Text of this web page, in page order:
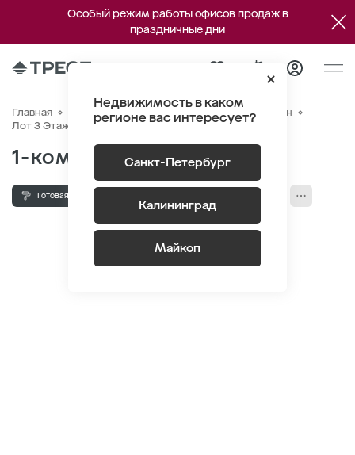
Особый режим работы офисов продаж в
праздничные дни
Недвижимость в каком
регионе вас интересует?
Санкт-Петербург
Калининград
Майкоп
Главная Квартиры
Генплан
Лот 3 Этаж 5
Секция 4 Квартира №196
1-комнатная 37.89 м
Готовая отделка